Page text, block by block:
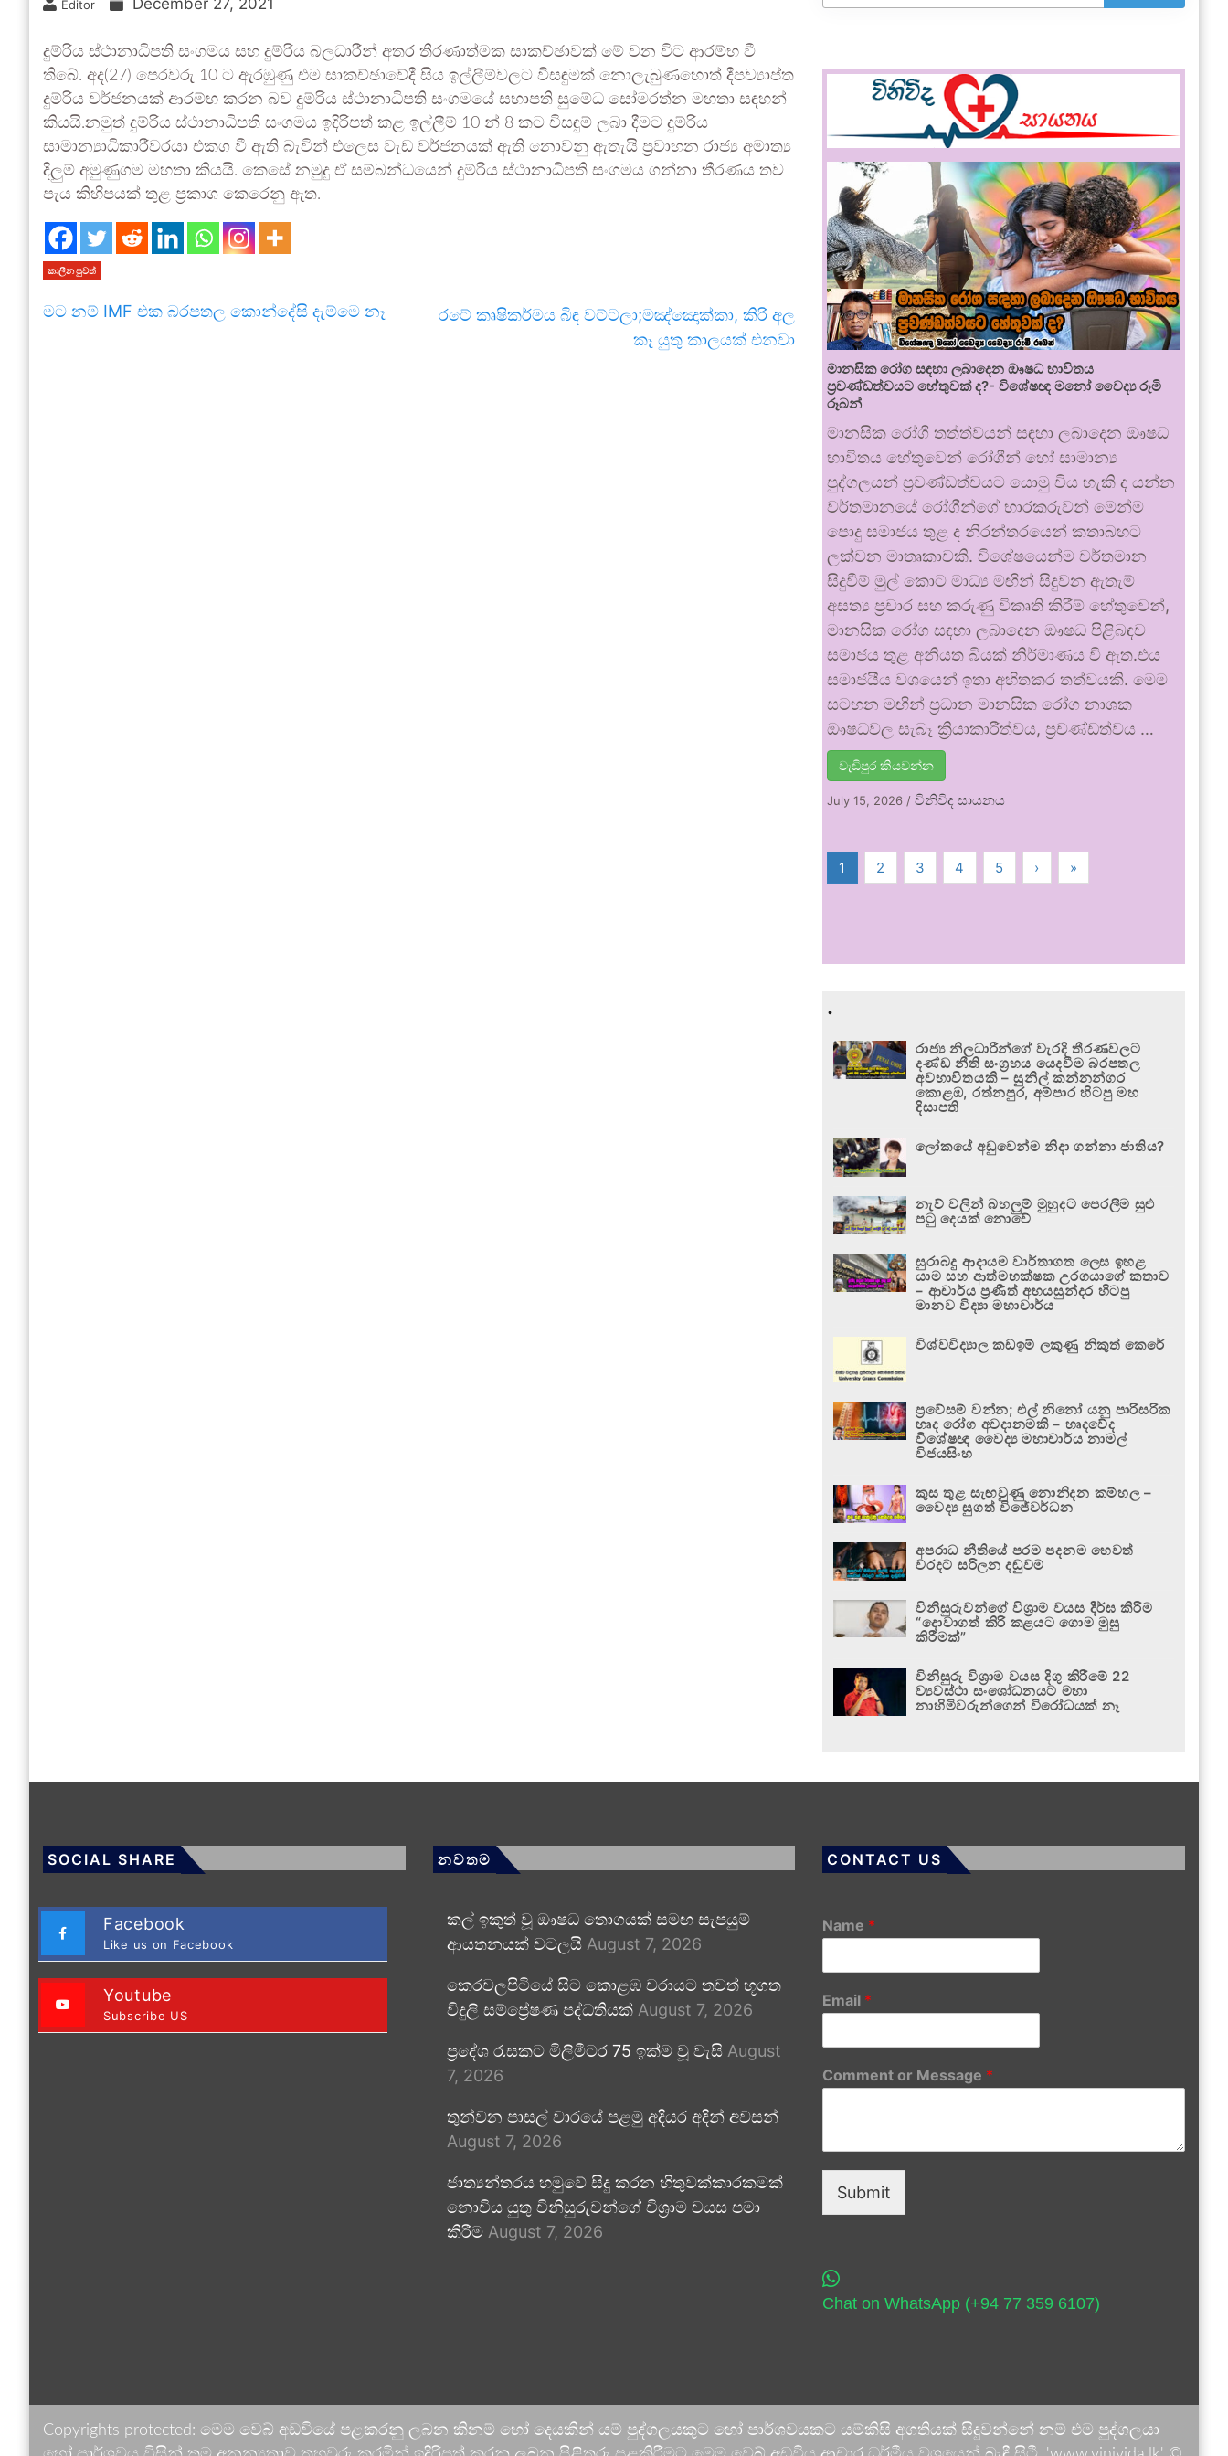
Editor December 27, 2021
දුම්රිය ස්ථානාධිපති සංගමය සහ දුම්රිය බලධාරීන් අතර තීරණාත්මක සාකච්ඡාවක් මේ වන විට ආරම්භ වී
තිබේ. අද(27) පෙරවරු 10 ට ඇරඹුණු එම සාකච්ඡාවේදී සිය ඉල්ලීම්වලට විසඳුමක් නොලැබුණහොත් දීපව්‍යාප්ත
දුම්රිය වර්ජනයක් ආරම්භ කරන බව දුම්රිය ස්ථානාධිපති සංගමයේ සභාපති සුමේධ සෝමරත්න මහතා සඳහන්
කියයි.නමුත් දුම්රිය ස්ථානාධිපති සංගමය ඉදිරිපත් කළ ඉල්ලීම් 10 න් 8 කට විසඳුම් ලබා දීමට දුම්රිය
සාමාන්‍යාධිකාරීවරයා එකග වී ඇති බැවින් එලෙස වැඩ වර්ජනයක් ඇති නොවනු ඇතැයි ප්‍රවාහන රාජ්‍ය අමාත්‍ය
දිලුම් අමුණුගම මහතා කියයි. කෙසේ නමුදු ඒ සම්බන්ධයෙන් දුම්රිය ස්ථානාධිපති සංගමය ගන්නා තීරණය තව
පැය කිහිපයක් තුළ ප්‍රකාශ කෙරෙනු ඇත.
කාලීන පුවත්
මට නම් IMF එක බරපතල කොන්දේසි දැම්මෙ නෑ
රටේ කෘෂිකර්මය බිඳ වට්ටලා;මඤ්ඤොක්කා, කිරි අල
කෑ යුතු කාලයක් එනවා
මානසික රෝග සඳහා ලබාදෙන ඖෂධ භාවිතය
ප්‍රචණ්ඩත්වයට හේතුවක් ද?- විශේෂඥ මනෝ වෛද්‍ය රූමි
රූබන්
මානසික රෝගී තත්ත්වයන් සඳහා ලබාදෙන ඖෂධ
භාවිතය හේතුවෙන් රෝගීන් හෝ සාමාන්‍ය
පුද්ගලයන් ප්‍රචණ්ඩත්වයට යොමු විය හැකි ද යන්න
වර්තමානයේ රෝගීන්ගේ භාරකරුවන් මෙන්ම
පොදු සමාජය තුළ ද නිරන්තරයෙන් කතාබහට
ලක්වන මාතෘකාවකි. විශේෂයෙන්ම වර්තමාන
සිදුවීම් මුල් කොට මාධ්‍ය මඟින් සිදුවන ඇතැම්
අසත්‍ය ප්‍රචාර සහ කරුණු විකෘති කිරීම් හේතුවෙන්,
මානසික රෝග සඳහා ලබාදෙන ඖෂධ පිළිබඳව
සමාජය තුළ අනියත බියක් නිර්මාණය වී ඇත.එය
සමාජයීය වශයෙන් ඉතා අහිතකර තත්වයකි. මෙම
සටහන මඟින් ප්‍රධාන මානසික රෝග නාශක
ඖෂධවල සැබෑ ක්‍රියාකාරීත්වය, ප්‍රචණ්ඩත්වය …
වැඩිපුර කියවන්න
July 15, 2026 /විනිවිද සායනය
1 2 3 4 5 › »
.
රාජ්‍ය නිලධාරීන්ගේ වැරදි තීරණවලට
දණ්ඩ නීති සංග්‍රහය යෙදවීම බරපතල
අවභාවිතයකි – සුනිල් කන්නන්ගර
කොළඹ, රත්නපුර, අම්පාර හිටපු මහ
දිසාපති
ලෝකයේ අඩුවෙන්ම නිදා ගන්නා ජාතිය?
නැව් වලින් බහලුම් මුහුදට පෙරලීම සුළු
පටු දෙයක් නොවේ
සුරාබදු ආදායම වාර්තාගත ලෙස ඉහළ
යාම සහ ආත්මභක්ෂක උරගයාගේ කතාව
– ආචාර්ය ප්‍රණීත් අභයසුන්දර හිටපු
මානව විද්‍යා මහාචාර්ය
විශ්වවිද්‍යාල කඩඉම් ලකුණු නිකුත් කෙරේ
ප්‍රවේසම් වන්න; එල් නිනෝ යනු පාරිසරික
හෘද රෝග අවදානමකි – හෘදවේද
විශේෂඥ වෛද්‍ය මහාචාර්ය නාමල්
විජයසිංහ
කුස තුළ සැඟවුණු නොනිදන කම්හල –
වෛද්‍ය සුගත් විජේවර්ධන
අපරාධ නීතියේ පරම පදනම හෙවත්
වරදට සරිලන දඬුවම
විනිසුරුවන්ගේ විශ්‍රාම වයස දීර්ඝ කිරීම
“දොවාගත් කිරි කළයට ගොම මුසු
කිරීමක්”
විනිසුරු විශ්‍රාම වයස දිගු කිරීමේ 22
ව්‍යවස්ථා සංශෝධනයට මහා
නාහිමිවරුන්ගෙන් විරෝධයක් නෑ
SOCIAL SHARE
Facebook
Like us on Facebook
Youtube
Subscribe US
නවතම
කල් ඉකුත් වූ ඖෂධ තොගයක් සමඟ සැපයුම්
ආයතනයක් වටලයි August 7, 2026
කෙරවලපිටියේ සිට කොළඹ වරායට තවත් භූගත
විදුලි සම්ප්‍රේෂණ පද්ධතියක් August 7, 2026
ප්‍රදේශ රැසකට මිලිමීටර 75 ඉක්ම වූ වැසි August
7, 2026
තුන්වන පාසල් වාරයේ පළමු අදියර අදින් අවසන්
August 7, 2026
ජාත්‍යන්තරය හමුවේ සිදු කරන හිතුවක්කාරකමක්
නොවිය යුතු විනිසුරුවන්ගේ විශ්‍රාම වයස පමා
කිරීම August 7, 2026
CONTACT US
Name *
Email *
Comment or Message *
Submit
Chat on WhatsApp (+94 77 359 6107)
Copyrights protected: මෙම වෙබ් අඩවියේ පළකරනු ලබන කිනම් හෝ දෙයකින් යම් පුද්ගලයකුට හෝ පාර්ශවයකට යම්කිසි අගතියක් සිදුවන්නේ නම් එම පුද්ගලයා